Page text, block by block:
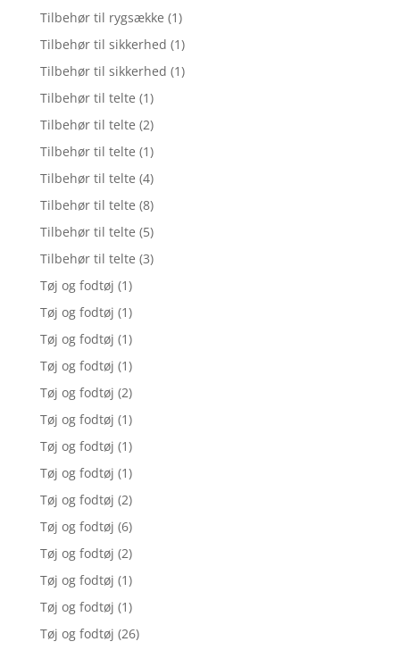
Tilbehør til rygsække (1)
Tilbehør til sikkerhed (1)
Tilbehør til sikkerhed (1)
Tilbehør til telte (1)
Tilbehør til telte (2)
Tilbehør til telte (1)
Tilbehør til telte (4)
Tilbehør til telte (8)
Tilbehør til telte (5)
Tilbehør til telte (3)
Tøj og fodtøj (1)
Tøj og fodtøj (1)
Tøj og fodtøj (1)
Tøj og fodtøj (1)
Tøj og fodtøj (2)
Tøj og fodtøj (1)
Tøj og fodtøj (1)
Tøj og fodtøj (1)
Tøj og fodtøj (2)
Tøj og fodtøj (6)
Tøj og fodtøj (2)
Tøj og fodtøj (1)
Tøj og fodtøj (1)
Tøj og fodtøj (26)